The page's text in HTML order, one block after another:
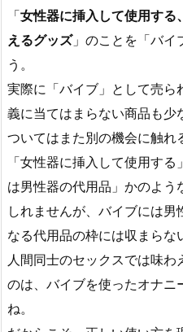
「女性器に挿入して使用する
えるグッズ」のことを「バイ
う。
実際に「バイブ」として売ら
義に当てはまらない商品も少
ついてはまた別の機会に触れ
「女性器に挿入して使用す
は男性器の代用品」かのよう
しれませんが、バイブには
なる代用品の枠には収まらな
人間同士のセックスでは味
のは、バイブを使ったオナニ
ね。